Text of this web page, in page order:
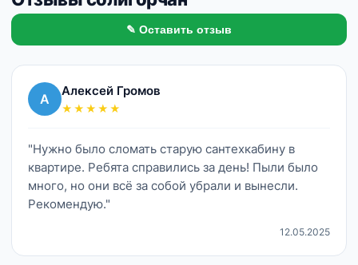
✎ Оставить отзыв
А Алексей Громов
★★★★★
"Нужно было сломать старую сантехкабину в
квартире. Ребята справились за день! Пыли было
много, но они всё за собой убрали и вынесли.
Рекомендую."
12.05.2025